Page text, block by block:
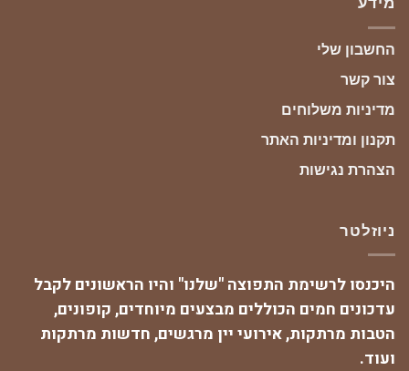
החשבון שלי
צור קשר
מדיניות משלוחים
תקנון ומדיניות האתר
הצהרת נגישות
ניוזלטר
היכנסו לרשימת התפוצה "שלנו" והיו הראשונים לקבל
עדכונים חמים הכוללים מבצעים מיוחדים, קופונים,
הטבות מרתקות, אירועי יין מרגשים, חדשות מרתקות
ועוד.